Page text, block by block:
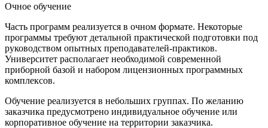
Очное обучение
Часть программ реализуется в очном формате. Некоторые
программы требуют детальной практической подготовки под
руководством опытных преподавателей-практиков.
Университет располагает необходимой современной
приборной базой и набором лицензионных программных
комплексов.
Обучение реализуется в небольших группах. По желанию
заказчика предусмотрено индивидуальное обучение или
корпоративное обучение на территории заказчика.